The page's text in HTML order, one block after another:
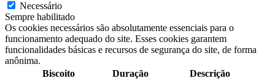
Necessário
Sempre habilitado
Os cookies necessários são absolutamente essenciais para o
funcionamento adequado do site. Esses cookies garantem
funcionalidades básicas e recursos de segurança do site, de forma
anônima.
Biscoito
Duração Descrição